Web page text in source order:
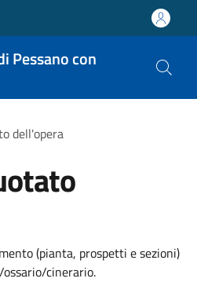
Pessano con
dell'opera
(pianta, prospetti e sezioni)
cinerario.